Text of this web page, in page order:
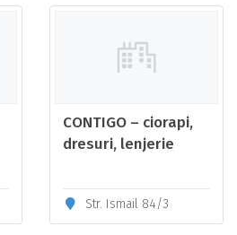
CONTIGO – ciorapi,
dresuri, lenjerie
Str. Ismail 84/3